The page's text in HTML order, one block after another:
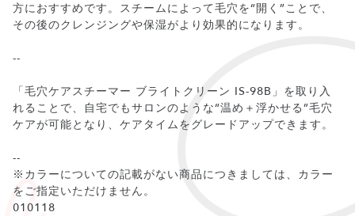
方におすすめです。スチームによって毛穴を“開く”ことで、
その後のクレンジングや保湿がより効果的になります。
--
「毛穴ケアスチーマー ブライトクリーン IS-98B」を取り入
れることで、自宅でもサロンのような“温め＋浮かせる”毛穴
ケアが可能となり、ケアタイムをグレードアップできます。
--
※カラーについての記載がない商品につきましては、カラー
をご指定いただけません。
010118